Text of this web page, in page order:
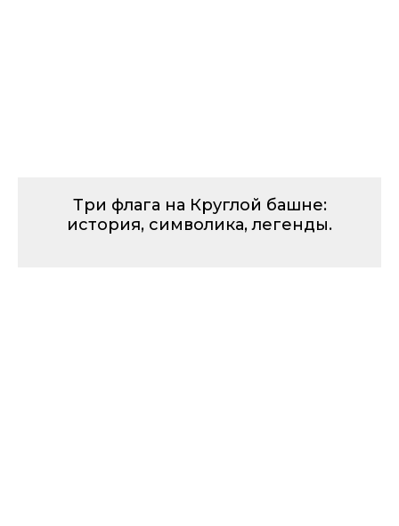
Три флага на Круглой башне:
история, символика, легенды.